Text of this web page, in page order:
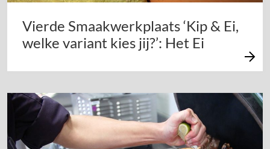
Vierde Smaakwerkplaats ‘Kip & Ei,
welke variant kies jij?’: Het Ei